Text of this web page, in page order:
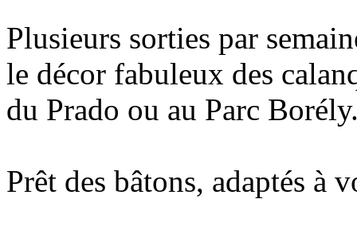
Plusieurs sorties par
le décor fabuleux des
du Prado ou au Parc
Prêt des bâtons, adaptés à